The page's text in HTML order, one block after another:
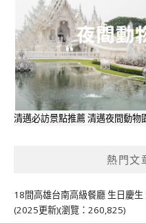
清邁必訪景點推薦 清邁夜間動物
熱門文
18間高雄台南高級餐廳 生日慶
(2025更新)(瀏覽：260,825)